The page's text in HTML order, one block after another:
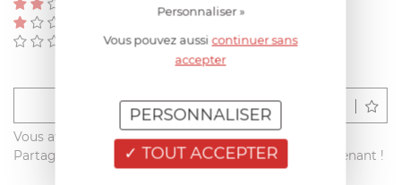
(0)
Déposer un avis
Vous avez acheté ce produit sur francisbatt.com ?
Partagez votre avis avec les autres clients dès maintenant !
Personnaliser »
Vous pouvez aussicontinuer sans
accepter
TOUT ACCEPTER
PERSONNALISER